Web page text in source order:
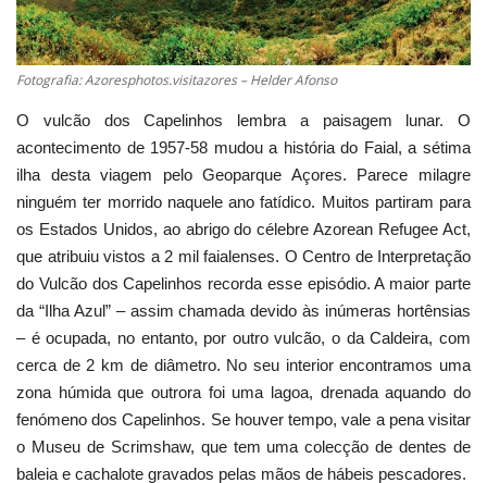
Saúde
Ficha técnica
Cultura
Lazer
Ambiente
Fotografia: Azoresphotos.visitazores – Helder Afonso
O vulcão dos Capelinhos lembra a paisagem lunar. O
acontecimento de 1957-58 mudou a história do Faial, a sétima
ilha desta viagem pelo Geoparque Açores. Parece milagre
ninguém ter morrido naquele ano fatídico. Muitos partiram para
os Estados Unidos, ao abrigo do célebre Azorean Refugee Act,
que atribuiu vistos a 2 mil faialenses. O Centro de Interpretação
do Vulcão dos Capelinhos recorda esse episódio. A maior parte
da “Ilha Azul” – assim chamada devido às inúmeras hortênsias
– é ocupada, no entanto, por outro vulcão, o da Caldeira, com
cerca de 2 km de diâmetro. No seu interior encontramos uma
zona húmida que outrora foi uma lagoa, drenada aquando do
fenómeno dos Capelinhos. Se houver tempo, vale a pena visitar
o Museu de Scrimshaw, que tem uma colecção de dentes de
baleia e cachalote gravados pelas mãos de hábeis pescadores.